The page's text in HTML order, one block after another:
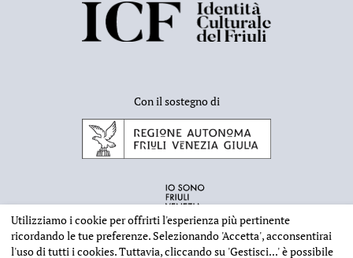
Con il sostegno di
Utilizziamo i cookie per offrirti l'esperienza più pertinente
ricordando le tue preferenze. Selezionando 'Accetta', acconsentirai
l'uso di tutti i cookies. Tuttavia, cliccando su 'Gestisci...'è possibile